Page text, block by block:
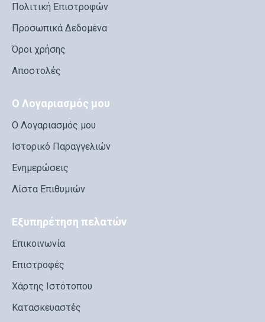
Πολιτική Επιστροφών
Προσωπικά Δεδομένα
Όροι χρήσης
Αποστολές
Ο Λογαριασμός μου
Ο Λογαριασμός μου
Ιστορικό Παραγγελιών
Ενημερώσεις
Λίστα Επιθυμιών
Εξυπηρέτηση πελατών
Επικοινωνία
Επιστροφές
Χάρτης Ιστότοπου
Κατασκευαστές